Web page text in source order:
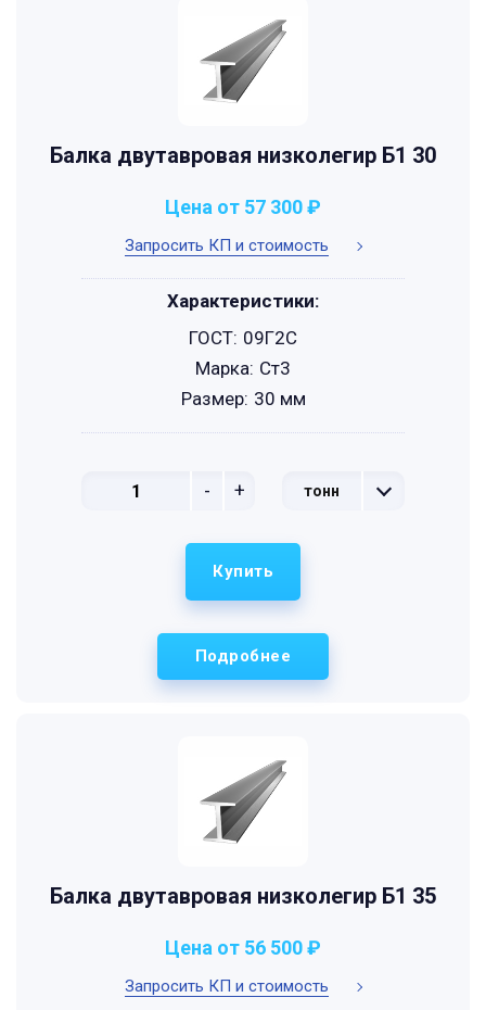
Балка двутавровая низколегир Б1 30
Запросить КП и стоимость
Цена от 57 300 ₽
- + тонн
Характеристики:
ГОСТ: 09Г2С
Марка: Ст3
Размер: 30 мм
Подробнее
Купить
Балка двутавровая низколегир Б1 35
Запросить КП и стоимость
Цена от 56 500 ₽